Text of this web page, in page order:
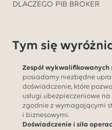
DLACZEGO PIB BROKER
Tym się
Zespół
posiadamy niezbędne
doświadczenie, które
usługi ubezpieczeniowe
zgodnie z wymagającymi
i biznesowymi.
Doświadczenie i siła